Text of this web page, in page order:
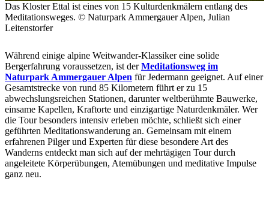
Das Kloster Ettal ist eines von 15 Kulturdenkmälern entlang des
Meditationsweges. © Naturpark Ammergauer Alpen, Julian
Leitenstorfer
Während einige alpine Weitwander-Klassiker eine solide
Bergerfahrung voraussetzen, ist derMeditationsweg im
Naturpark Ammergauer Alpen für Jedermann geeignet. Auf einer
Gesamtstrecke von rund 85 Kilometern führt er zu 15
abwechslungsreichen Stationen, darunter weltberühmte Bauwerke,
einsame Kapellen, Kraftorte und einzigartige Naturdenkmäler. Wer
die Tour besonders intensiv erleben möchte, schließt sich einer
geführten Meditationswanderung an. Gemeinsam mit einem
erfahrenen Pilger und Experten für diese besondere Art des
Wanderns entdeckt man sich auf der mehrtägigen Tour durch
angeleitete Körperübungen, Atemübungen und meditative Impulse
ganz neu.